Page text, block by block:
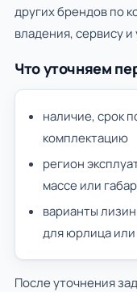
других брендов по
владения, сервису
Что уточняем
наличие, срок
комплектацию
регион
массе или
варианты
для юрлица
После уточнения